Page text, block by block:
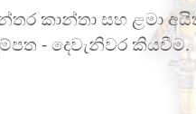
කාන්තා සහ ළමා
- දෙවැනිවර කියවීම.